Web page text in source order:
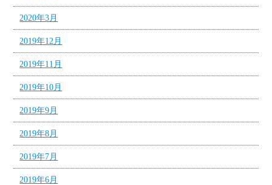
2020年3月
2019年12月
2019年11月
2019年10月
2019年9月
2019年8月
2019年7月
2019年6月